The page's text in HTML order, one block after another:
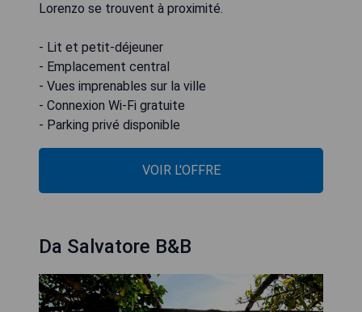
Lorenzo se trouvent à proximité.
- Lit et petit-déjeuner
- Emplacement central
- Vues imprenables sur la ville
- Connexion Wi-Fi gratuite
- Parking privé disponible
VOIR L'OFFRE
Da Salvatore B&B